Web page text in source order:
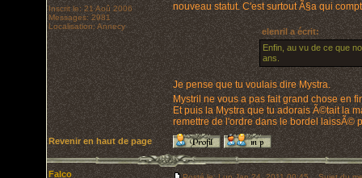
Inscrit le: 21 Aoû 2006
Messages: 2981
Localisation: Annecy
nouveau statut. C'est surtout Ã§a qui
elenril a écrit:
Enfin, au vu de ce que
ans.
Je pense que tu voulais dire Mystra.
Mystril ne vous a pas fait grand chose en
Et puis la Mystra que tu adorais Ã©tait la
remettre de l'ordre dans le bordel laissÃ©
Revenir en haut de page
Falco